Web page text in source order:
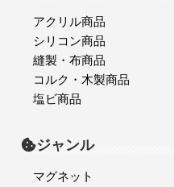
アクリル商品
シリコン商品
縫製・布商品
コルク・木製商品
塩ビ商品
ジャンル
マグネット